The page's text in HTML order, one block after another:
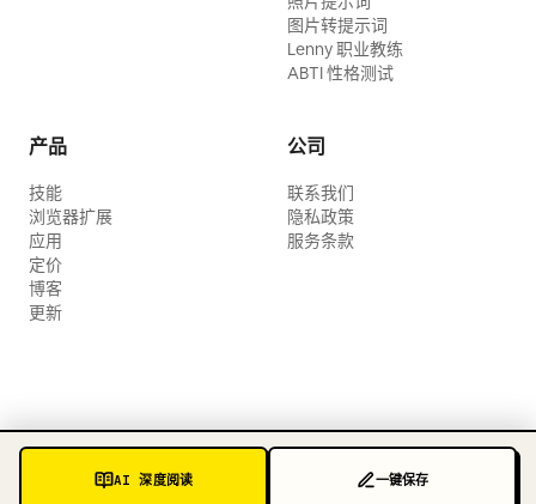
AI 深度阅读 一键保存
图片转提示词
Lenny 职业教练
ABTI 性格测试
产品
技能
浏览器扩展
应用
定价
博客
更新
公司
联系我们
隐私政策
服务条款